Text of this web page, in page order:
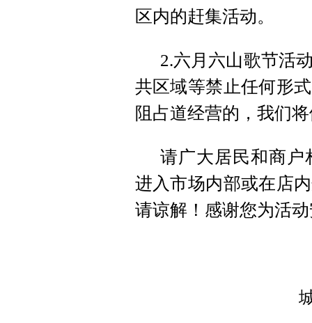
区内的赶集活动。
2.六月六山歌节活
共区域等禁止任何形
阻占道经营的，我们
请广大居民和商户
进入市场内部或在店
请谅解！感谢您为活